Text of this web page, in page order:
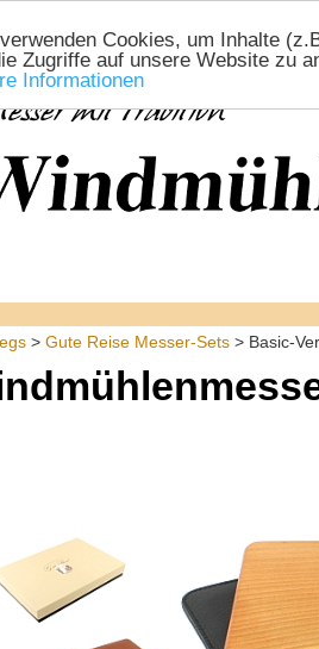
Cookies, um Inhalte
Zugriffe auf unsere Website zu
Informationen
> Gute Reise Messer-Sets > Basic-